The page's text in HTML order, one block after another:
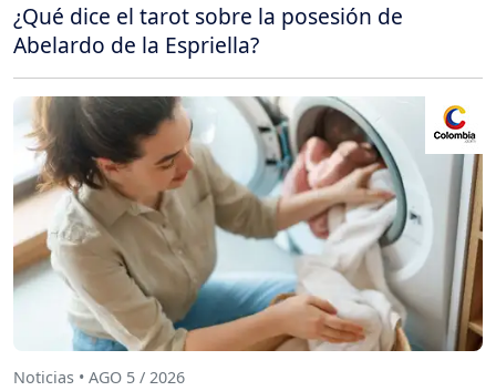
¿Qué dice el tarot sobre la posesión de
Abelardo de la Espriella?
Noticias • AGO 5 / 2026